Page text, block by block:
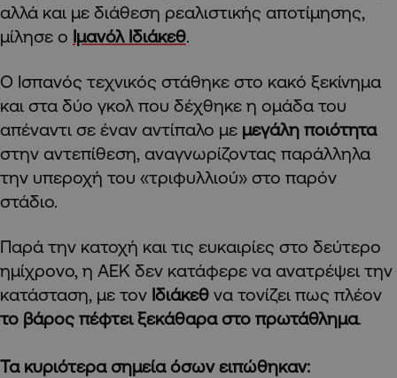
αλλά και με διάθεση ρεαλιστικής αποτίμησης,
μίλησε ο Ιμανόλ Ιδιάκεθ.
Ο Ισπανός τεχνικός στάθηκε στο κακό ξεκίνημα
και στα δύο γκολ που δέχθηκε η ομάδα του
απέναντι σε έναν αντίπαλο με μεγάλη ποιότητα
στην αντεπίθεση, αναγνωρίζοντας παράλληλα
την υπεροχή του «τριφυλλιού» στο παρόν
στάδιο.
Παρά την κατοχή και τις ευκαιρίες στο δεύτερο
ημίχρονο, η ΑΕΚ δεν κατάφερε να ανατρέψει την
κατάσταση, με τον Ιδιάκεθ να τονίζει πως πλέον
το βάρος πέφτει ξεκάθαρα στο πρωτάθλημα.
Τα κυριότερα σημεία όσων ειπώθηκαν: